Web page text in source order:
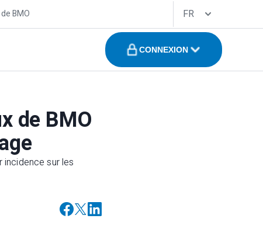
BMO FR
CONNEXION
de BMO
incidence sur les